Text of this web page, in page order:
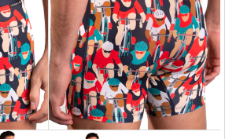
ZOBRAZIT FILTR
OD NEJNOVĚJŠÍCH